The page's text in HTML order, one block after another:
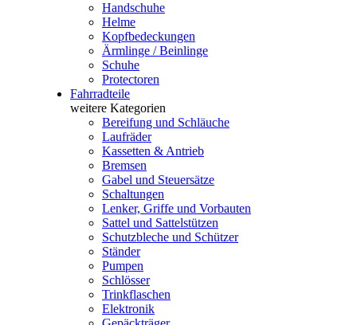
Handschuhe
Helme
Kopfbedeckungen
Ärmlinge / Beinlinge
Schuhe
Protectoren
Fahrradteile
weitere Kategorien
Bereifung und Schläuche
Laufräder
Kassetten & Antrieb
Bremsen
Gabel und Steuersätze
Schaltungen
Lenker, Griffe und Vorbauten
Sattel und Sattelstützen
Schutzbleche und Schützer
Ständer
Pumpen
Schlösser
Trinkflaschen
Elektronik